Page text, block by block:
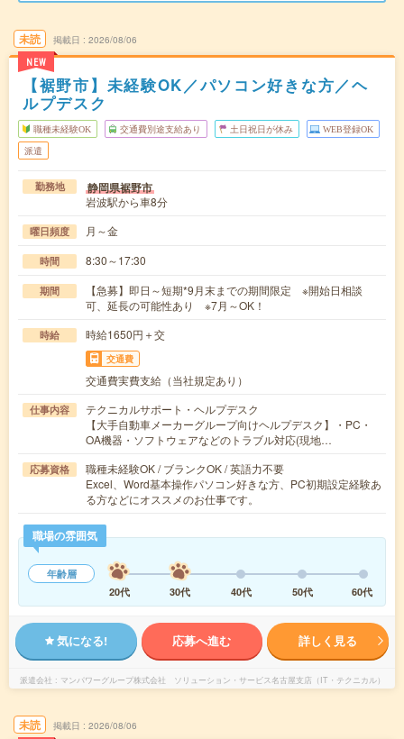
未読
NEW
掲載日 2026/08/06
【裾野市】未経験OK／パソコン好きな方／ヘ
ルプデスク
職種未経験OK 交通費別途支給あり 土日祝日が休み WEB登録OK
派遣
勤務地 静岡県裾野市
岩波駅から車8分
曜日頻度 月～金
時間 8:30～17:30
期間
【急募】即日～短期*9月末までの期間限定 ※開始日相談
可、延長の可能性あり ※7月～OK！
時給 時給1650円＋交
交通費
交通費実費支給（当社規定あり）
仕事内容
テクニカルサポート・ヘルプデスク
【大手自動車メーカーグループ向けヘルプデスク】・PC・
OA機器・ソフトウェアなどのトラブル対応(現地…
応募資格
職種未経験OK / ブランクOK / 英語力不要
Excel、Word基本操作パソコン好きな方、PC初期設定経験あ
る方などにオススメのお仕事です。
職場の雰囲気
年齢層
20代
30代 40代 50代 60代
気になる! 応募へ進む 詳しく見る
派遣会社 マンパワーグループ株式会社 ソリューション・サービス名古屋支店（IT・テクニカル）
未読 掲載日 2026/08/06